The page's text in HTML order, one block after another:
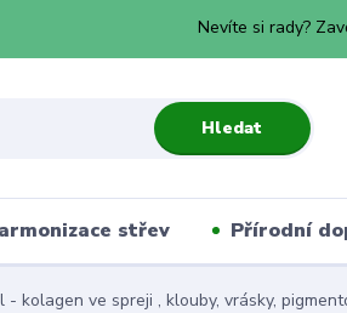
Hledat
Nevíte si rady?
střev Přírodní
kolagen ve spreji , klouby, vrásky,